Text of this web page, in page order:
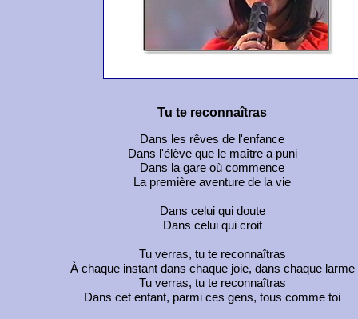
Tu te reconnaîtras
Dans les rêves de l'enfance
Dans l'élève que le maître a puni
Dans la gare où commence
La première aventure de la vie
Dans celui qui doute
Dans celui qui croit
Tu verras, tu te reconnaîtras
À chaque instant dans chaque joie, dans chaque larme
Tu verras, tu te reconnaîtras
Dans cet enfant, parmi ces gens, tous comme toi